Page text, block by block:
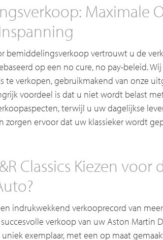
Maximale
bemiddelingsverkoop vertrouwt u de
op een no cure, no pay-beleid.
te verkopen, gebruikmakend van onze
voordeel is dat u niet wordt belast
terwijl u uw dagelijkse
zorgen ervoor dat uw klassieker wordt
Classics Kiezen
indrukwekkend verkooprecord van
verkoop van uw Aston Martin
exemplaar, met een op maat